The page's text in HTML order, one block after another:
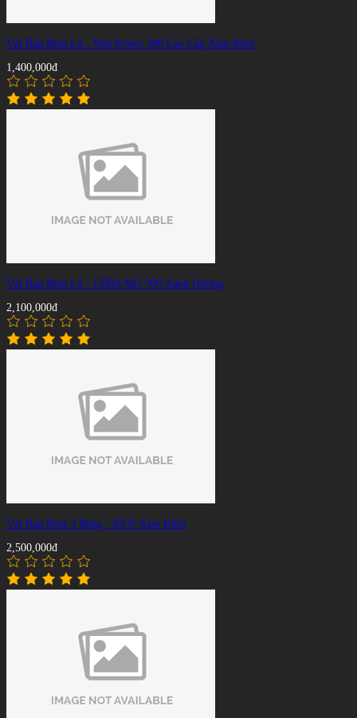
Vải Bàn Bida Lỗ - Win Power 300 Cao Cấp Xám Khói
1,400,000đ
Vải Bàn Bida Lỗ - CPBA MG 700 Xanh Dương
2,100,000đ
Vải Bàn Bida 3 Băng - KEN Xám Khói
2,500,000đ